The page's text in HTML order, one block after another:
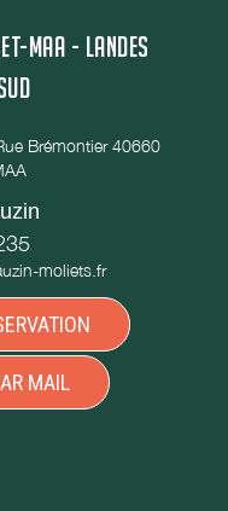
MAA - LANDES
Brémontier 40660
moliets.fr
MAIL